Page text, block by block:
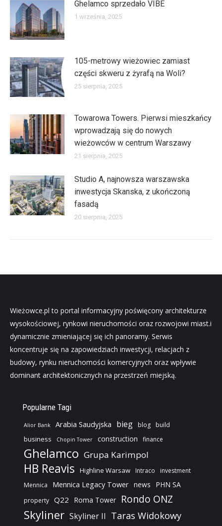
Ghelamco sprzedało VIBE
1 września, 2025
105-metrowy wieżowiec zamiast
części skweru z żyrafą na Woli?
25 sierpnia, 2025
Towarowa Towers. Pierwsi mieszkańcy
wprowadzają się do nowych
wieżowców w centrum Warszawy
21 sierpnia, 2025
Studio A, najnowsza warszawska
inwestycja Skanska, z ukończoną
fasadą
20 sierpnia, 2025
Wieżowce.pl to portal informacyjny poświęcony architekturze
wysokościowej, rynkowi nieruchomości oraz rozwojowi miast.i
dynamicznie zmieniającej się ich panoramy. Serwis
koncentruje się na zapowiedziach inwestycji, relacjach z
budowy, rynku nieruchomości komercyjnych oraz wpływie
dominant architektonicznych na przestrzeń miejską.
Popularne Tagi
Alior Bank Arabia Saudyjska bieg blog build
business Chopin Tower construction finance
Ghelamco Grupa Karimpol
HB Reavis Highline Warsaw Intraco
investment
Mennica
Mennica Legacy Tower news PHN SA
property Q22 Roma Tower Rondo ONZ
Skyliner Skyliner II Taras Widokowy